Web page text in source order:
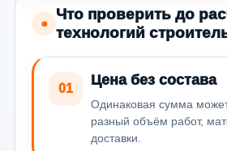
●
Что проверить до
технологий
01
Цена без состава
Одинаковая сумма
разный объём работ,
доставки.